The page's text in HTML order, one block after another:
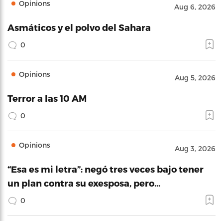
Opinions Aug 6, 2026
Asmáticos y el polvo del Sahara
0
Opinions Aug 5, 2026
Terror a las 10 AM
0
Opinions Aug 3, 2026
“Esa es mi letra”: negó tres veces bajo tener
un plan contra su exesposa, pero…
0